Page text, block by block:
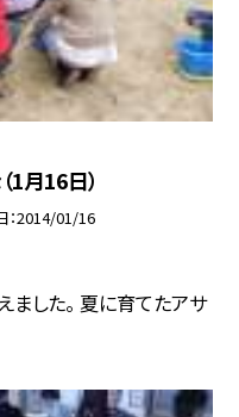
月16日）
2014/01/16
ました。 夏に育てたアサ